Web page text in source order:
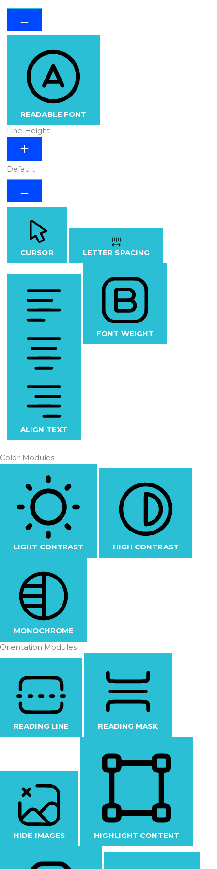
READABLE FONT
Line Height
Default
CURSOR LETTER SPACING
ALIGN TEXT
FONT WEIGHT
Color Modules
LIGHT CONTRAST HIGH CONTRAST
MONOCHROME
Orientation Modules
READING LINE READING MASK
HIDE IMAGES HIGHLIGHT CONTENT